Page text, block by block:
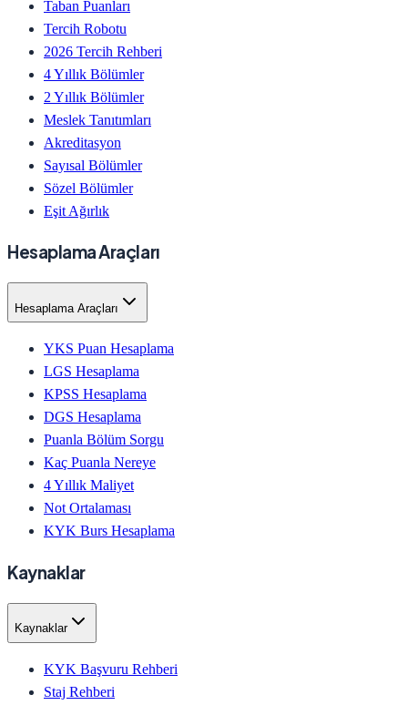
Taban Puanları
Tercih Robotu
2026 Tercih Rehberi
4 Yıllık Bölümler
2 Yıllık Bölümler
Meslek Tanıtımları
Akreditasyon
Sayısal Bölümler
Sözel Bölümler
Eşit Ağırlık
Hesaplama Araçları
Hesaplama Araçları
YKS Puan Hesaplama
LGS Hesaplama
KPSS Hesaplama
DGS Hesaplama
Puanla Bölüm Sorgu
Kaç Puanla Nereye
4 Yıllık Maliyet
Not Ortalaması
KYK Burs Hesaplama
Kaynaklar
Kaynaklar
KYK Başvuru Rehberi
Staj Rehberi